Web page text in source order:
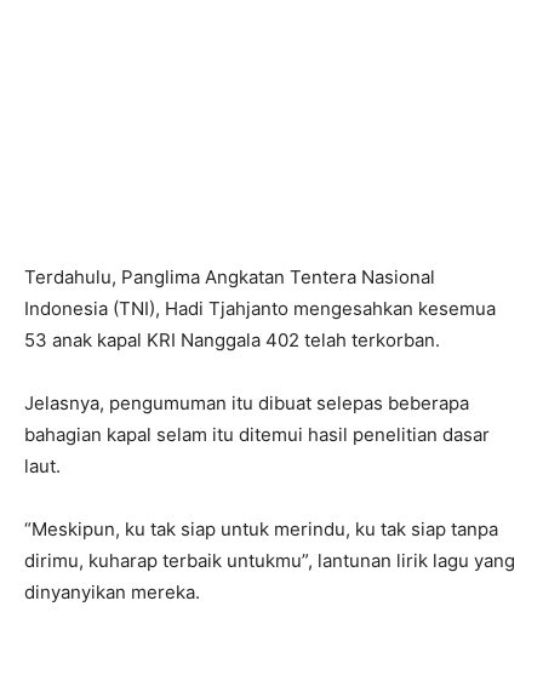
Terdahulu, Panglima Angkatan Tentera Nasional
Indonesia (TNI), Hadi Tjahjanto mengesahkan kesemua
53 anak kapal KRI Nanggala 402 telah terkorban.
Jelasnya, pengumuman itu dibuat selepas beberapa
bahagian kapal selam itu ditemui hasil penelitian dasar
laut.
“Meskipun, ku tak siap untuk merindu, ku tak siap tanpa
dirimu, kuharap terbaik untukmu”, lantunan lirik lagu yang
dinyanyikan mereka.